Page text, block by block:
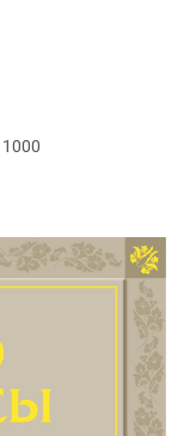
1000